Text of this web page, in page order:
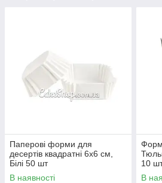
Паперові форми для
десертів квадратні 6х6 см,
Білі 50 шт
В наявності
10
В